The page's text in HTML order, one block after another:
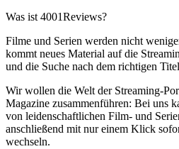
Was ist 4001Reviews?
Filme und Serien werden nicht
kommt neues Material auf die
und die Suche nach dem richtigen
Wir wollen die Welt der Streaming-
Magazine zusammenführen: Bei uns
von leidenschaftlichen Film- und
anschließend mit nur einem Klick
wechseln.